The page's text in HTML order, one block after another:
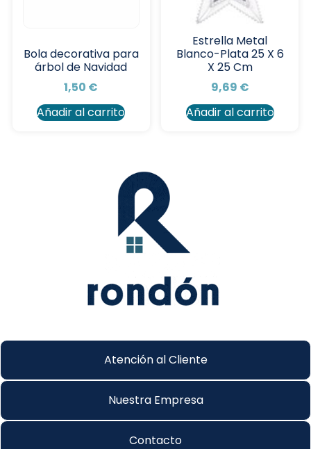
Bola decorativa para
árbol de Navidad
1,50 €
Añadir al carrito
Estrella Metal
Blanco-Plata 25 X 6
X 25 Cm
9,69 €
Añadir al carrito
Atención al Cliente
Nuestra Empresa
Contacto